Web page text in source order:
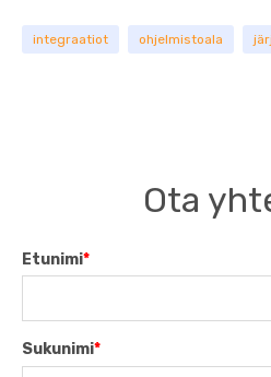
integraatiot ohjelmistoala
Ota
Etunimi*
Sukunimi*